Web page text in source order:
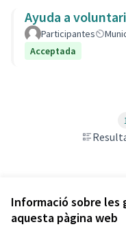
Informació sobre les
aquesta pàgina web
Ayuda a
Participantes
Acceptada
Veure totes les propostes